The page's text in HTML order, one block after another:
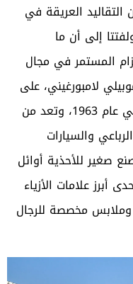
التقاليد العريقة في
إلى أن ما
المستمر في مجال
لامبورغيني، على
يد قطب الصناعة فيروتشيو لامبورجيني عام 1963، وتعد من
والسيارات
صغير للأحذية أوائل
أبرز علامات الأزياء
وملابس مخصصة للرجال